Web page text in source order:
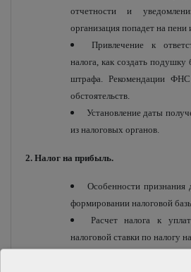
отчетности и
организация попадет на пени
Привлечение к
налога, как создать подушку
штрафа. Рекомендации
обстоятельств.
Установление даты
из налоговых органов.
2. Налог на прибыль.
Особенности
формировании налоговой
Расчет налога к
налоговой ставки по налогу